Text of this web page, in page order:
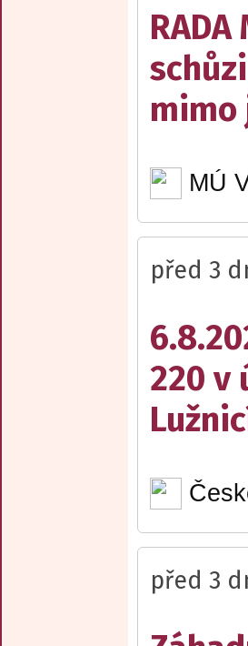
RADA
mimo
MÚ
před 3
220 v
před 3